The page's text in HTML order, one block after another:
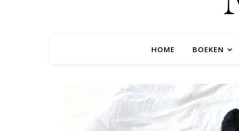
HOME BOEKEN